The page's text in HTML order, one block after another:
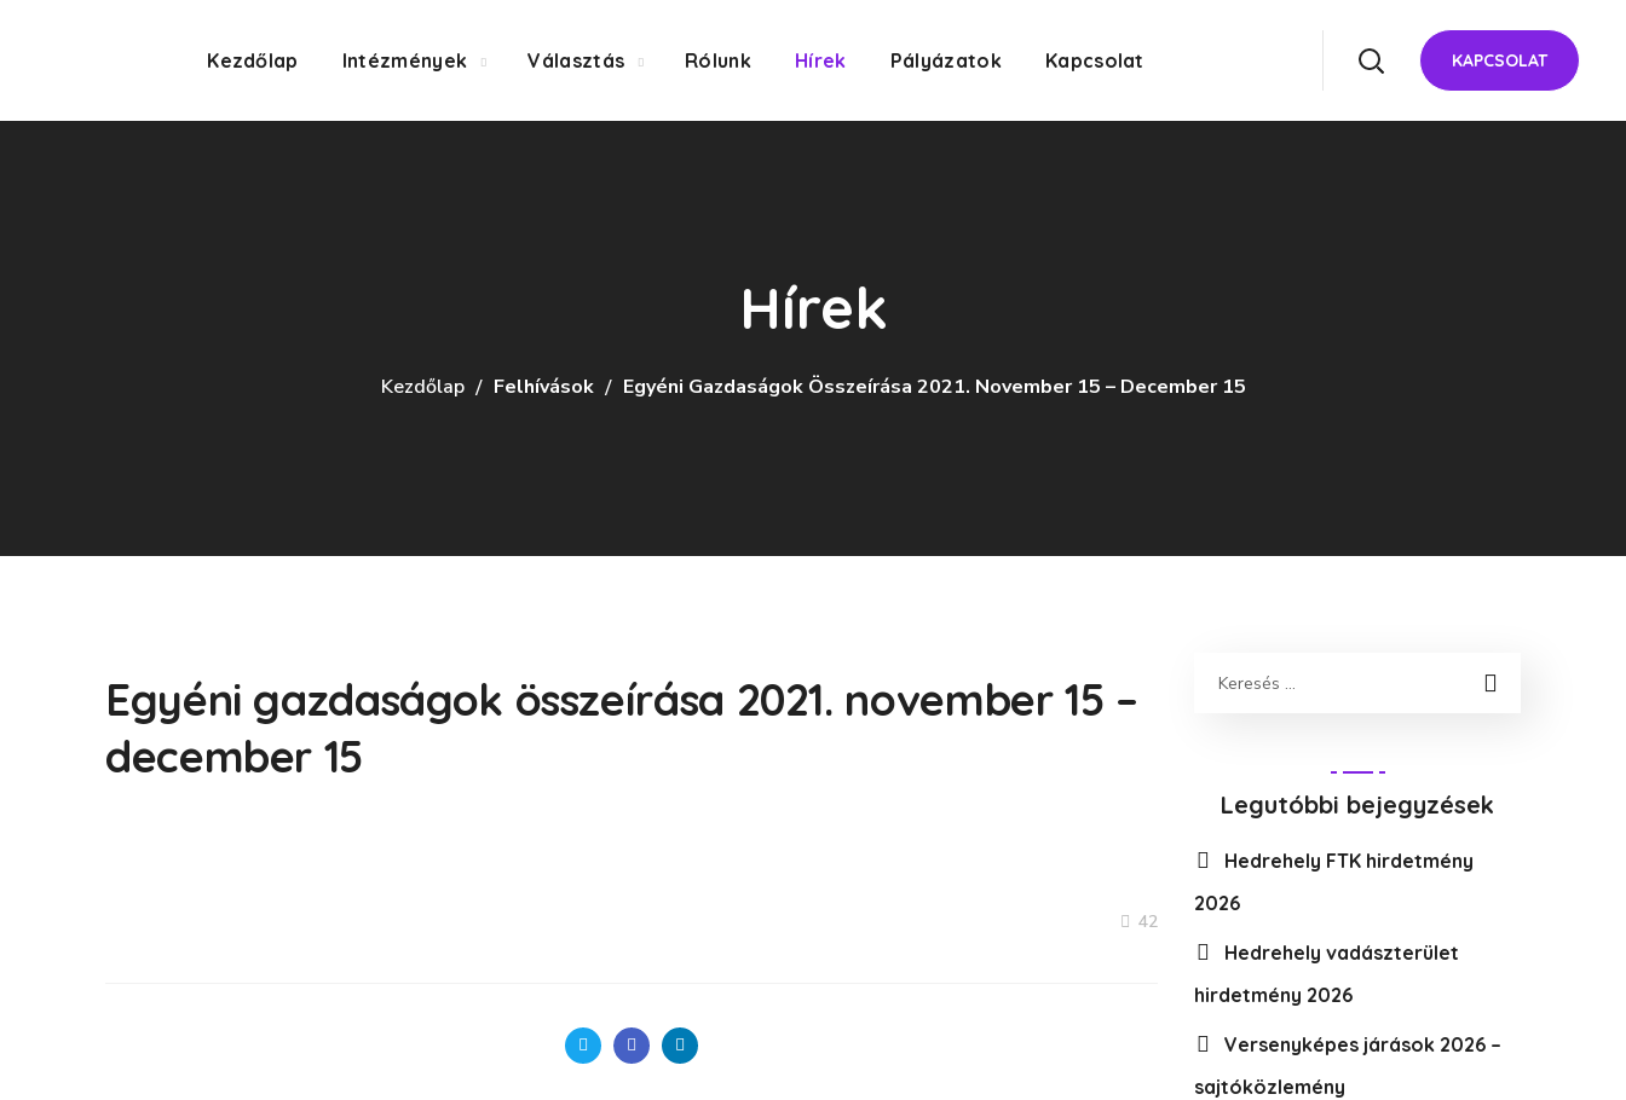
Kezdőlap Intézmények Választás Rólunk Hírek Pályázatok Kapcsolat KAPCSOLAT
Hírek
Kezdőlap Felhívások Egyéni Gazdaságok Összeírása 2021. November 15 – December 15
Egyéni gazdaságok összeírása 2021. november 15 –
december 15
42
Legutóbbi bejegyzések
Hedrehely FTK hirdetmény
2026
Hedrehely vadászterület
hirdetmény 2026
Versenyképes járások 2026 –
sajtóközlemény